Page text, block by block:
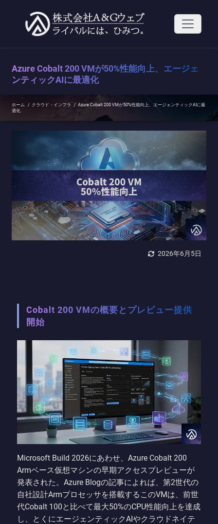
へ
Azure Cobalt 200 VMが50%性能向上、エージェ
ンティックAIに最適化
ホーム / クラウド・インフラ / Azure Cobalt 200 VMが50%性能向上、エージェンティックAIに最
適化
2026年6月5日
Cobalt 200 VMの概要とプレビュー提供
開始
Microsoft Build 2026にあわせ、Azure Cobalt 200
Armベース仮想マシンの早期アクセスプレビューが
発表された。Azure Blogの記事によれば、第2世代の
自社設計Armプロセッサを搭載するこのVMは、前世
代Cobalt 100と比べて最大50%のCPU性能向上を達成
し、とくにエージェンティックAIやクラウドネイテ